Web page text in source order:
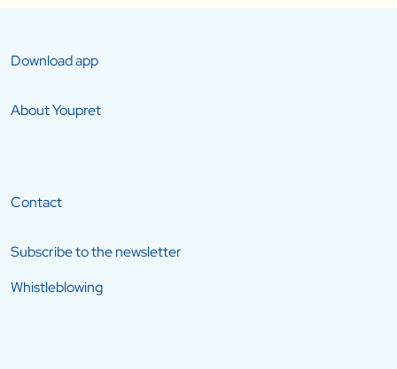
Download app
About Youpret
Contact
Subscribe to the newsletter
Whistleblowing